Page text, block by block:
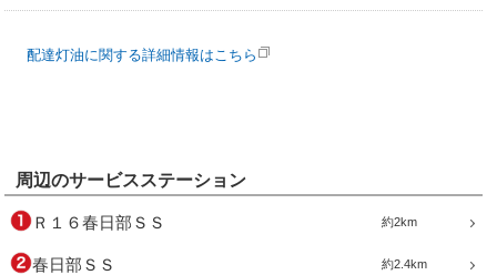
配達灯油に関する詳細情報はこちら
周辺のサービスステーション
約2km
Ｒ１６春日部ＳＳ
約2.4km
春日部ＳＳ